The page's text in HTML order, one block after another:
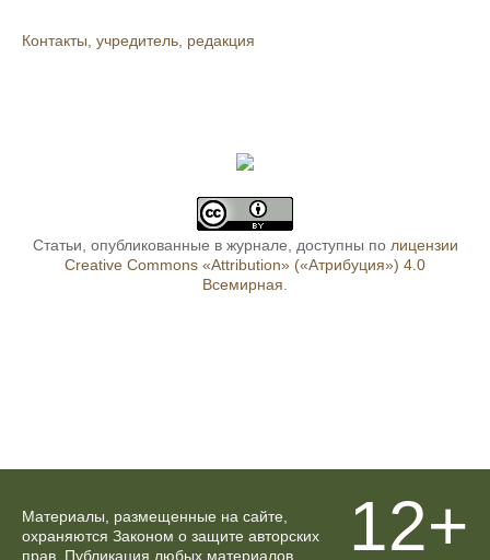
Контакты, учредитель, редакция
Статьи, опубликованные в журнале, доступны по лицензии
Creative Commons «Attribution» («Атрибуция») 4.0
Всемирная.
Материалы, размещенные на сайте,
охраняются Законом о защите авторских
прав. Публикация любых материалов
12+